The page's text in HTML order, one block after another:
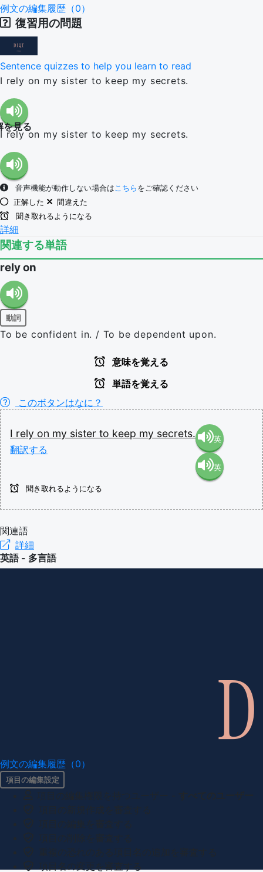
例文の編集履歴（0）
復習用の問題
Sentence quizzes to help you learn to read
I rely on my sister to keep my secrets.
を見る
I rely on my sister to keep my secrets.
音声機能が動作しない場合はこちら をご確認ください
正解した
間違えた
聞き取れるようになる
詳細
関連する単語
rely on
動詞
To be confident in. / To be dependent upon.
意味を覚える
単語を覚える
このボタンはなに？
I rely on my sister to keep my secrets.
翻訳する
英
語（米
英
聞き取れるようになる
関連語
詳細
英語 - 多言語
例文の編集履歴（0）
項目の編集設定